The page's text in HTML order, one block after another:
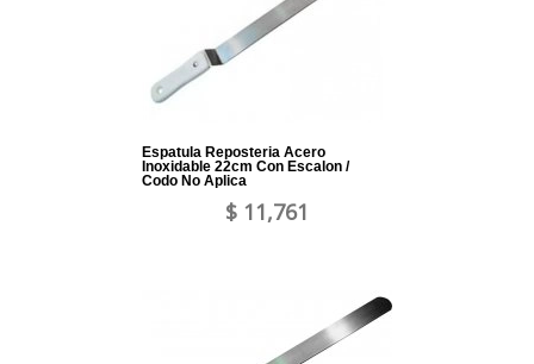
Espatula Reposteria Acero
Inoxidable 22cm Con Escalon /
Codo No Aplica
$ 11,761